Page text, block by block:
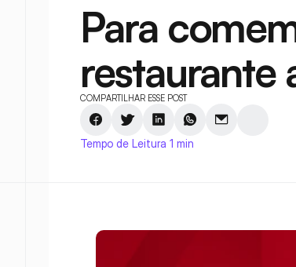
Para
restaurante
COMPARTILHAR ESSE POST
Tempo de Leitura 1 min